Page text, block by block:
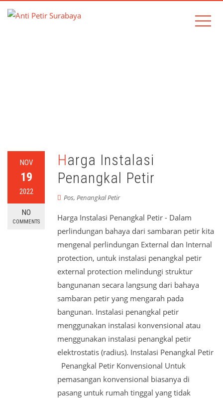
NOV
19
2022
NO
COMMENTS
Harga Instalasi
Penangkal Petir
Pos, Penangkal Petir
Harga Instalasi Penangkal Petir - Dalam
perlindungan bahaya dari sambaran petir kita
mengenal perlindungan External dan Internal
protection, untuk instalasi penangkal petir
external protection melindungi struktur
bangunanan secara langsung dari bahaya
sambaran petir yang mengarah pada
bangunan. Instalasi penangkal petir
menggunakan instalasi konvensional atau
menggunakan instalasi penangkal petir
elektrostatis (radius). Instalasi Penangkal Petir
Penangkal Petir Konvensional Untuk
pemasangan konvensional biasanya di
pasang untuk rumah tinggal yang tidak